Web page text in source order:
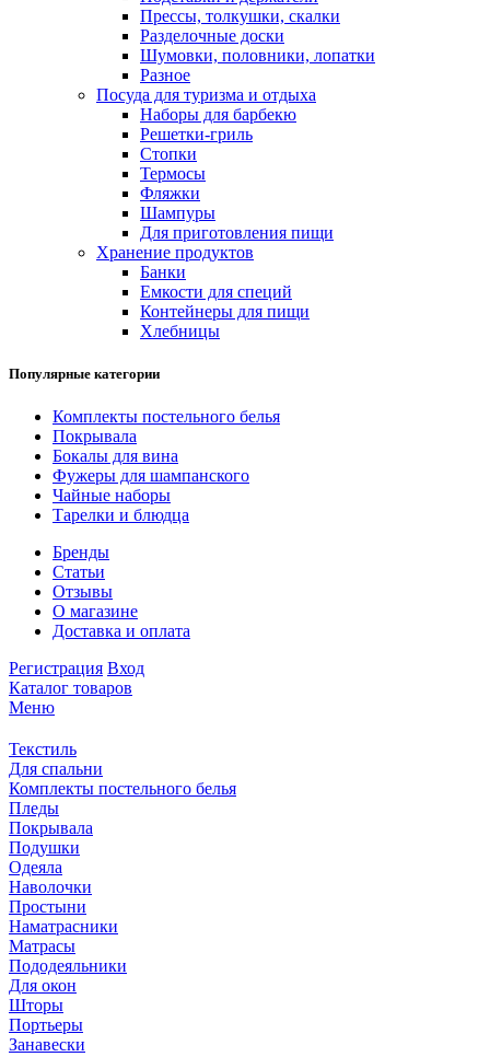
Прессы, толкушки, скалки
Разделочные доски
Шумовки, половники, лопатки
Разное
Посуда для туризма и отдыха
Наборы для барбекю
Решетки-гриль
Стопки
Термосы
Фляжки
Шампуры
Для приготовления пищи
Хранение продуктов
Банки
Емкости для специй
Контейнеры для пищи
Хлебницы
Популярные категории
Комплекты постельного белья
Покрывала
Бокалы для вина
Фужеры для шампанского
Чайные наборы
Тарелки и блюдца
Бренды
Статьи
Отзывы
О магазине
Доставка и оплата
Регистрация Вход
Каталог товаров
Меню
Текстиль
Для спальни
Комплекты постельного белья
Пледы
Покрывала
Подушки
Одеяла
Наволочки
Простыни
Наматрасники
Матрасы
Пододеяльники
Для окон
Шторы
Портьеры
Занавески